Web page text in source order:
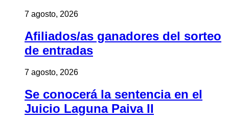
7 agosto, 2026
Afiliados/as ganadores del sorteo
de entradas
7 agosto, 2026
Se conocerá la sentencia en el
Juicio Laguna Paiva II